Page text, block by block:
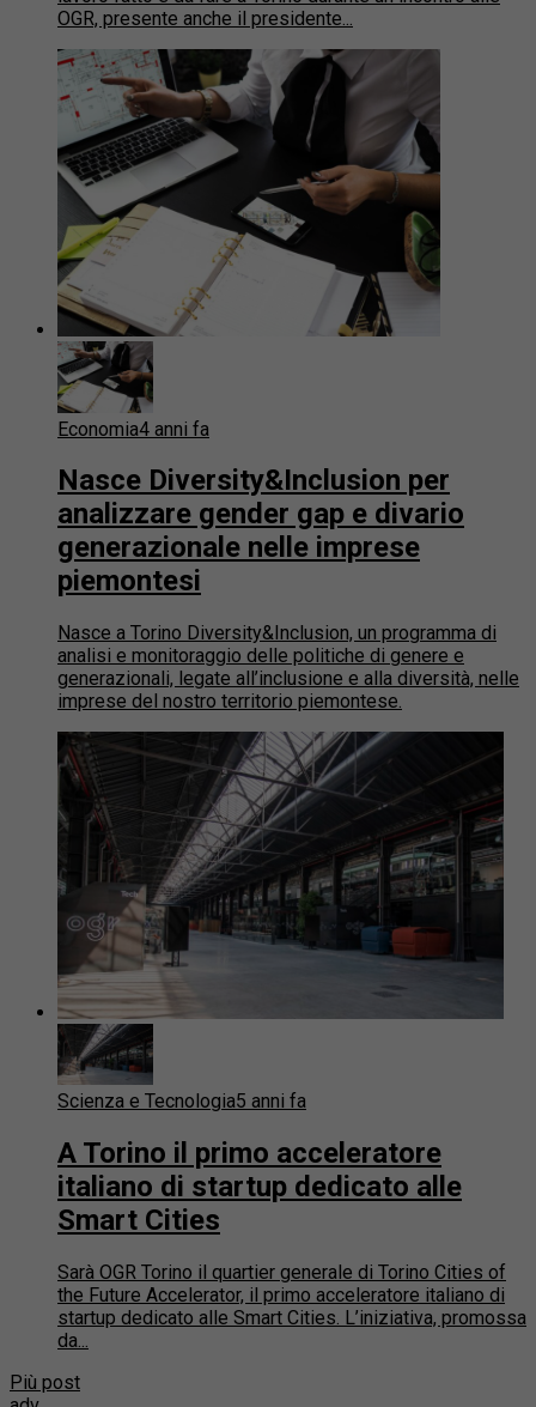
OGR, presente anche il presidente...
Economia4 anni fa
Nasce Diversity&Inclusion per
analizzare gender gap e divario
generazionale nelle imprese
piemontesi
Nasce a Torino Diversity&Inclusion, un programma di
analisi e monitoraggio delle politiche di genere e
generazionali, legate all’inclusione e alla diversità, nelle
imprese del nostro territorio piemontese.
Scienza e Tecnologia5 anni fa
A Torino il primo acceleratore
italiano di startup dedicato alle
Smart Cities
Sarà OGR Torino il quartier generale di Torino Cities of
the Future Accelerator, il primo acceleratore italiano di
startup dedicato alle Smart Cities. L’iniziativa, promossa
da...
Più post